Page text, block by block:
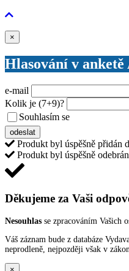
×
Hlasování v anketě
e-mail
Kolik je (7+9)?
Souhlasím se
odeslat
Produkt byl úspěšně přidán
Produkt byl úspěšně
Děkujeme za Vaši
Nesouhlas se zpracováním Vašich
Váš záznam bude z databáze
neprodleně, nejpozději však v